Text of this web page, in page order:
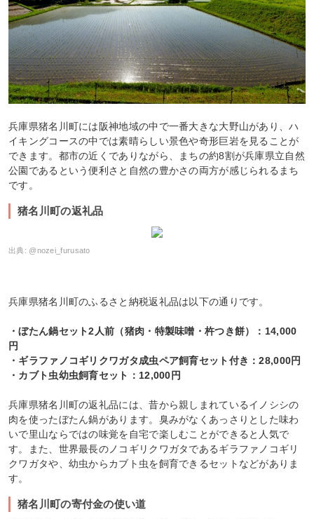
兵庫県猪名川町には阪神地域の中で一番大きな大野山があり、ハ
イキングコースの中では素晴らしい景色や奇形巨岩を見ることが
できます。都市の近くでありながら、まちの約8割が兵庫県立自然
公園であるという便利さと自然の豊かさの両方が感じられるまち
です。
猪名川町の返礼品
出典: @nozei_furusato
兵庫県猪名川町のふるさと納税返礼品は以下の通りです。
・ぼたん鍋セット2人前（猪肉・特製味噌・杵つき餅）：14,000
円
・ギラファノコギリクワガタ成虫ペア飼育セット付き：28,000円
・カブト虫幼虫飼育セット：12,000円
兵庫県猪名川町の返礼品には、昔から親しまれているイノシシの
肉を使ったぼたん鍋があります。臭みがなくあっさりとした味わ
いで里山ならではの味覚を自宅で楽しむことができると人気で
す。また、世界最長のノコギリクワガタであるギラファノコギリ
クワガタや、幼虫からカブト虫を飼育できるセットなどがありま
す。
猪名川町の寄付金の使い道